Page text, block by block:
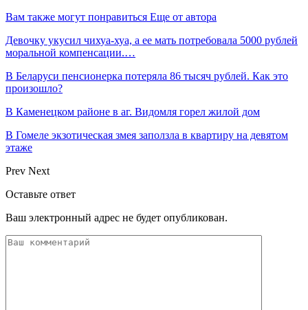
Вам также могут понравиться Еще от автора
Девочку укусил чихуа-хуа, а ее мать потребовала 5000 рублей
моральной компенсации.…
В Беларуси пенсионерка потеряла 86 тысяч рублей. Как это
произошло?
В Каменецком районе в аг. Видомля горел жилой дом
В Гомеле экзотическая змея заползла в квартиру на девятом
этаже
Prev Next
Оставьте ответ
Ваш электронный адрес не будет опубликован.